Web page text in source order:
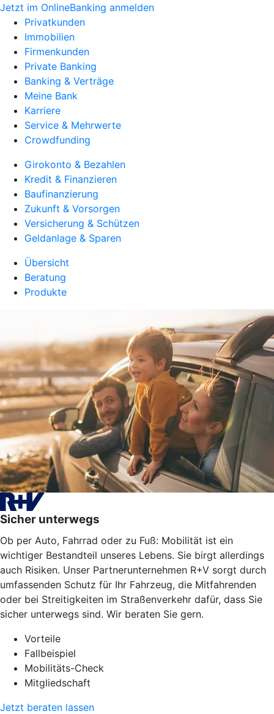
Jetzt im OnlineBanking anmelden
Privatkunden
Immobilien
Firmenkunden
Private Banking
Banking & Verträge
Meine Bank
Karriere
Service & Mehrwerte
Crowdfunding
Girokonto & Bezahlen
Kredit & Finanzieren
Baufinanzierung
Zukunft & Vorsorgen
Versicherung & Schützen
Geldanlage & Sparen
Übersicht
Beratung
Produkte
Sicher unterwegs
Ob per Auto, Fahrrad oder zu Fuß: Mobilität ist ein
wichtiger Bestandteil unseres Lebens. Sie birgt allerdings
auch Risiken. Unser Partnerunternehmen R+V sorgt durch
umfassenden Schutz für Ihr Fahrzeug, die Mitfahrenden
oder bei Streitigkeiten im Straßenverkehr dafür, dass Sie
sicher unterwegs sind. Wir beraten Sie gern.
Vorteile
Fallbeispiel
Mobilitäts-Check
Mitgliedschaft
Jetzt beraten lassen